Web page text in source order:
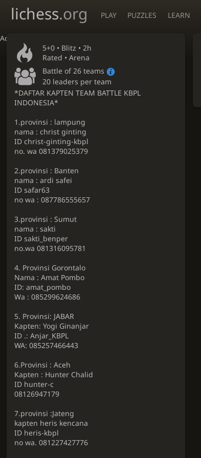
Accessibility - Enable blind mode
lichess.org PLAY PUZZLES LEARN
5+0 • Blitz • 2h
Rated • Arena
Battle of 26 teams
20 leaders per team
*DAFTAR KAPTEN TEAM BATTLE KBPL
INDONESIA*
1.provinsi : lampung
nama : christ ginting
ID christ-ginting-kbpl
no. wa 081379025379
2.provinsi : Banten
nama : ardi safei
ID safar63
no wa : 087786555657
3.provinsi : Sumut
nama : sakti
ID sakti_benper
no.wa 081316095781
4. Provinsi Gorontalo
Nama : Amat Pombo
ID: amat_pombo
Wa : 085299624686
5. Provinsi: JABAR
Kapten: Yogi Ginanjar
ID .: Anjar_KBPL
WA: 085257466443
6.Provinsi : Aceh
Kapten : Hunter Chalid
ID hunter-c
08126947179
7.provinsi :Jateng
kapten heris kencana
ID heris-kbpl
no wa. 081227427776